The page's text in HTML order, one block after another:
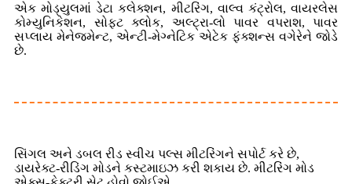
એક મોડ્યુલમાં ડેટા કલેક્શન, મીટરિંગ, વાલ્વ કંટ્રોલ, વાયરલેસ
કોમ્યુનિકેશન, સોફ્ટ ક્લોક, અલ્ટ્રા-લો પાવર વપરાશ, પાવર
સપ્લાય મેનેજમેન્ટ, એન્ટી-મેગ્નેટિક એટેક ફંક્શન્સ વગેરેને જોડે
છે.
સિંગલ અને ડબલ રીડ સ્વીચ પલ્સ મીટરિંગને સપોર્ટ કરે છે,
ડાયરેક્ટ-રીડિંગ મોડને કસ્ટમાઇઝ કરી શકાય છે. મીટરિંગ મોડ